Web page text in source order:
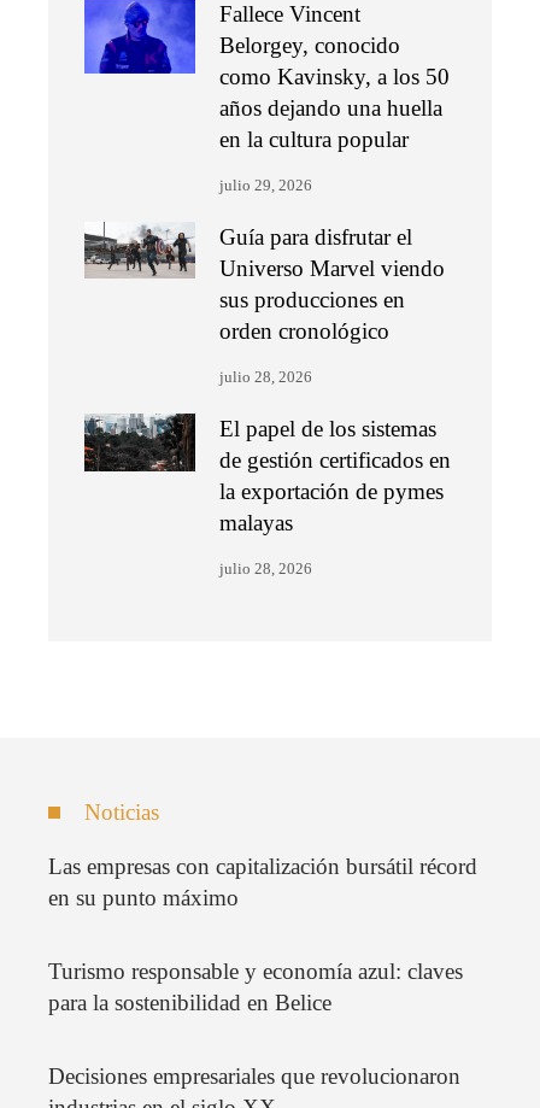
Fallece Vincent
Belorgey, conocido
como Kavinsky, a los 50
años dejando una huella
en la cultura popular
julio 29, 2026
Guía para disfrutar el
Universo Marvel viendo
sus producciones en
orden cronológico
julio 28, 2026
El papel de los sistemas
de gestión certificados en
la exportación de pymes
malayas
julio 28, 2026
Noticias
Las empresas con capitalización bursátil récord
en su punto máximo
Turismo responsable y economía azul: claves
para la sostenibilidad en Belice
Decisiones empresariales que revolucionaron